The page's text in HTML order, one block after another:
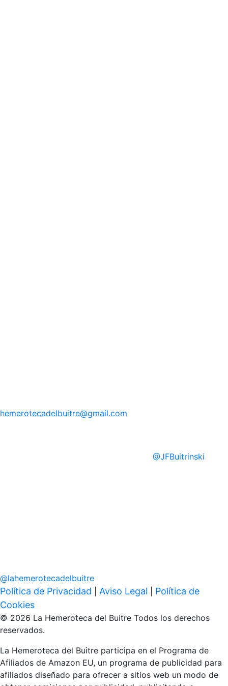
hemerotecadelbuitre@gmail.com
@JFBuitrinski
@lahemerotecadelbuitre
Política de Privacidad Aviso Legal
Política de
Cookies
© 2026 La Hemeroteca del Buitre Todos los derechos
reservados.
La Hemeroteca del Buitre participa en el Programa de
Afiliados de Amazon EU, un programa de publicidad para
afiliados diseñado para ofrecer a sitios web un modo de